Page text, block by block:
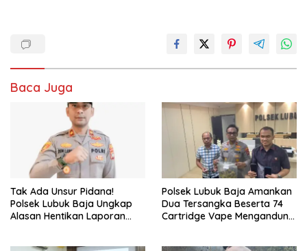
Baca Juga
Tak Ada Unsur Pidana!
Polsek Lubuk Baja Ungkap
Alasan Hentikan Laporan
Polsek Lubuk Baja Amankan
Dua Tersangka Beserta 74
Cartridge Vape Mengandung